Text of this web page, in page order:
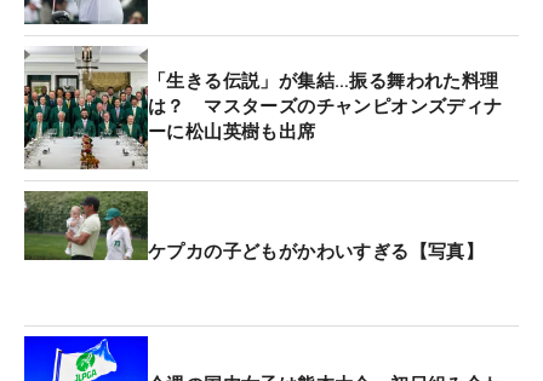
「生きる伝説」が集結…振る舞われた料理
は？ マスターズのチャンピオンズディナ
ーに松山英樹も出席
ケプカの子どもがかわいすぎる【写真】